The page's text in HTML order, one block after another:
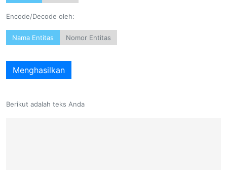
Encode/Decode oleh:
Nama Entitas Nomor Entitas
Berikut adalah teks Anda
Menghasilkan